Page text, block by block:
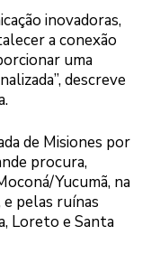
inovadoras,
a conexão
uma
descreve
de Misiones por
procura,
Yucumã, na
pelas ruínas
Loreto e Santa